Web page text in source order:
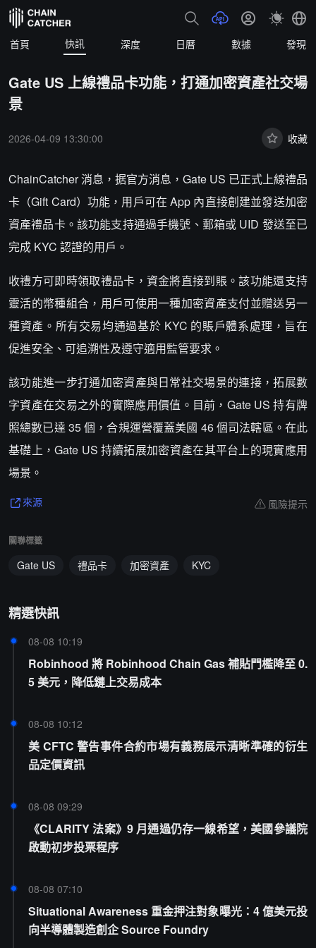
首頁 快訊 深度 日曆 數據 發現
Gate US 上線禮品卡功能，打通加密資產社交場
景
2026-04-09 13:30:00 收藏
ChainCatcher 消息，据官方消息，Gate US 已正式上線禮品
卡（Gift Card）功能，用戶可在 App 內直接創建並發送加密
資產禮品卡。該功能支持通過手機號、郵箱或 UID 發送至已
完成 KYC 認證的用戶。
收禮方可即時領取禮品卡，資金將直接到賬。該功能還支持
靈活的幣種組合，用戶可使用一種加密資產支付並贈送另一
種資產。所有交易均通過基於 KYC 的賬戶體系處理，旨在
促進安全、可追溯性及遵守適用監管要求。
該功能進一步打通加密資產與日常社交場景的連接，拓展數
字資產在交易之外的實際應用價值。目前，Gate US 持有牌
照總數已達 35 個，合規運營覆蓋美國 46 個司法轄區。在此
基礎上，Gate US 持續拓展加密資產在其平台上的現實應用
場景。
來源 風險提示
關聯標籤
Gate US 禮品卡 加密資產 KYC
精選快訊
08-08 10:19
Robinhood 將 Robinhood Chain Gas 補貼門檻降至 0.
5 美元，降低鏈上交易成本
08-08 10:12
美 CFTC 警告事件合約市場有義務展示清晰準確的衍生
品定價資訊
08-08 09:29
《CLARITY 法案》9 月通過仍存一線希望，美國參議院
啟動初步投票程序
08-08 07:10
Situational Awareness 重金押注對象曝光：4 億美元投
向半導體製造創企 Source Foundry